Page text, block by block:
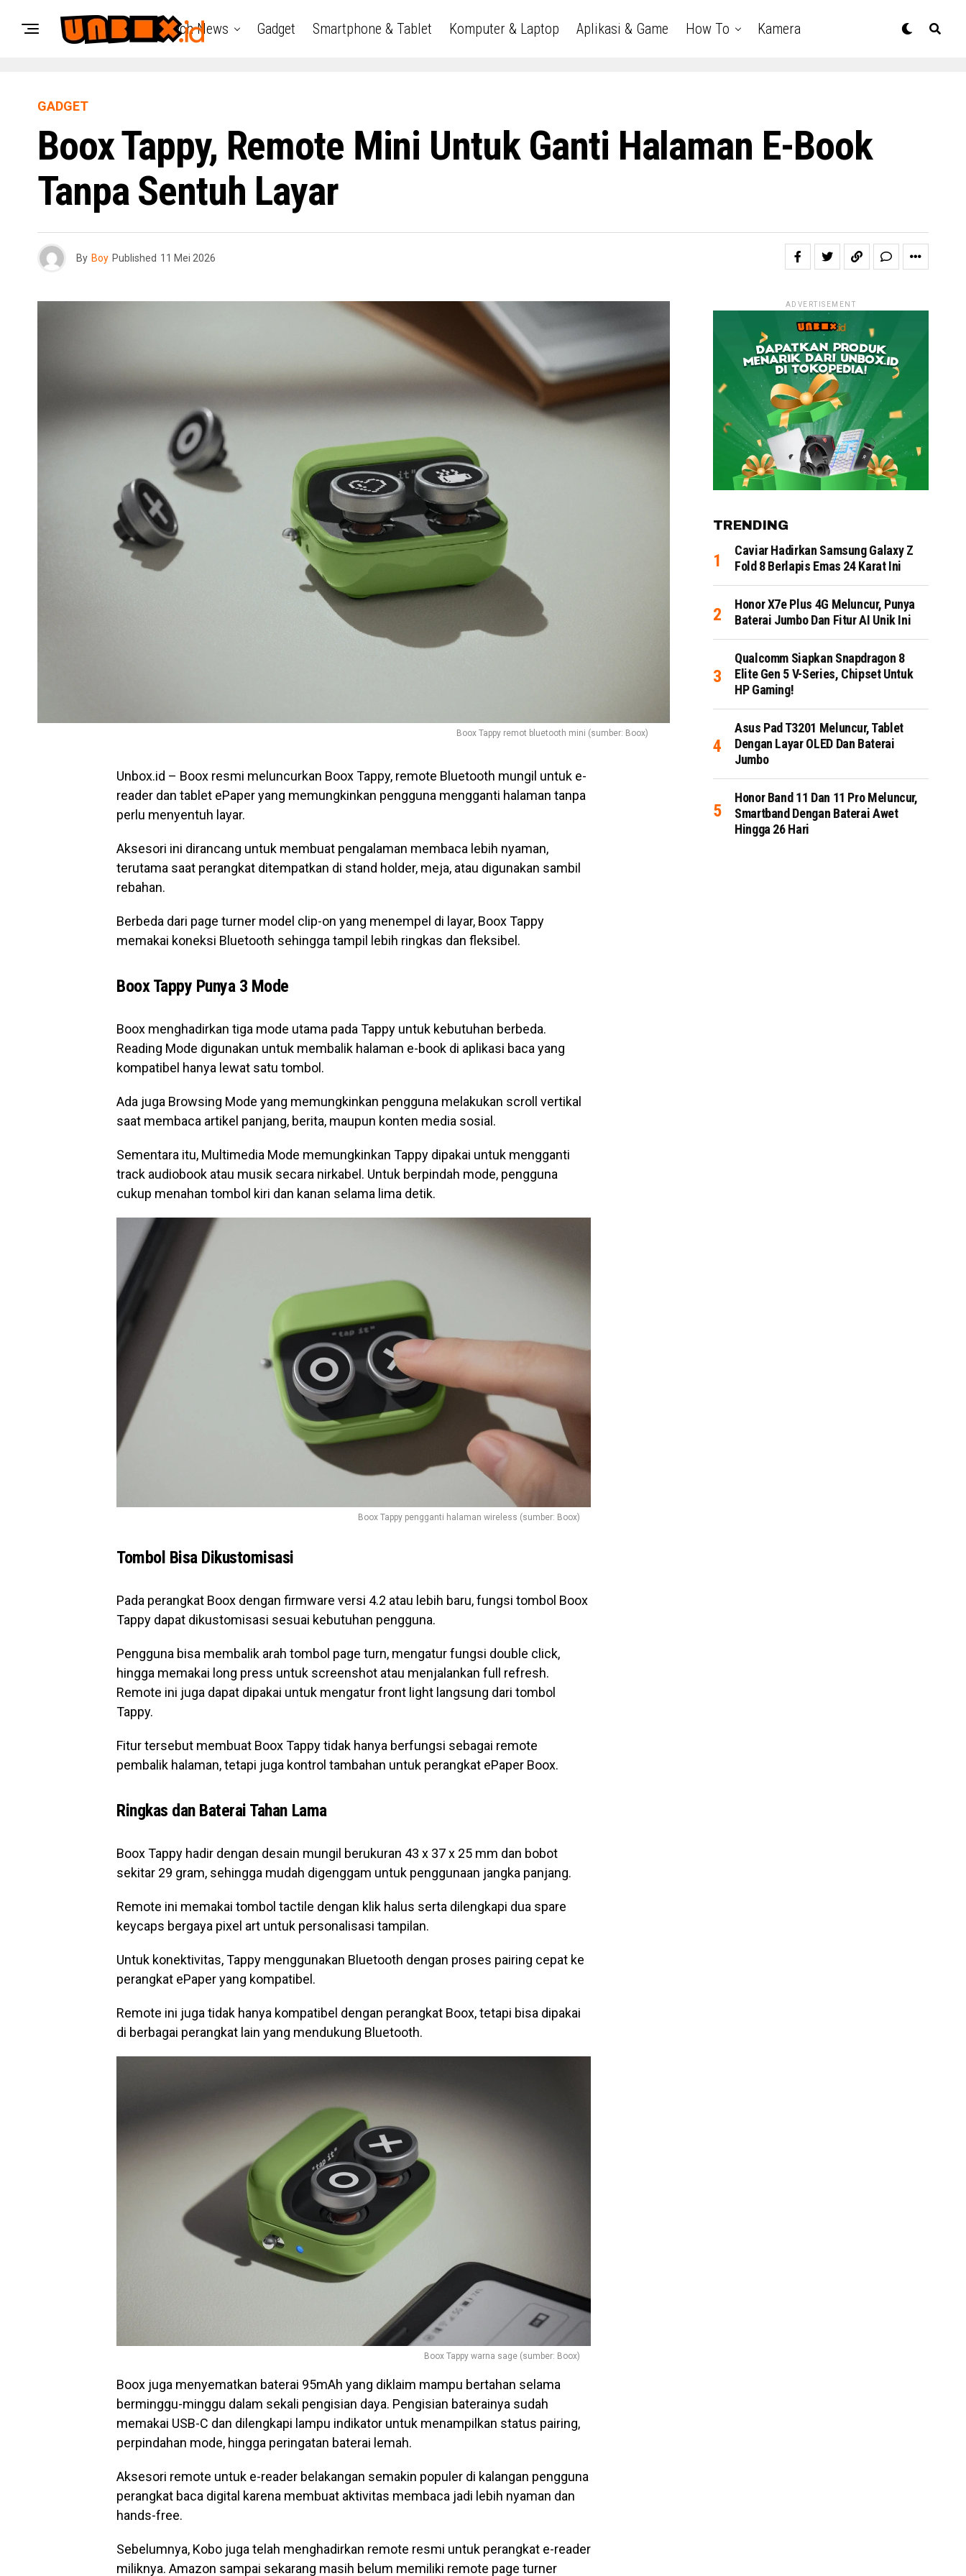
Tech News Gadget Smartphone & Tablet Komputer & Laptop Aplikasi & Game How To Kamera
GADGET
Boox Tappy, Remote Mini Untuk Ganti Halaman E-Book
Tanpa Sentuh Layar
By Boy Published 11 Mei 2026
Boox Tappy remot bluetooth mini (sumber: Boox)
Unbox.id – Boox resmi meluncurkan Boox Tappy, remote Bluetooth mungil untuk e-
reader dan tablet ePaper yang memungkinkan pengguna mengganti halaman tanpa
perlu menyentuh layar.
Aksesori ini dirancang untuk membuat pengalaman membaca lebih nyaman,
terutama saat perangkat ditempatkan di stand holder, meja, atau digunakan sambil
rebahan.
Berbeda dari page turner model clip-on yang menempel di layar, Boox Tappy
memakai koneksi Bluetooth sehingga tampil lebih ringkas dan fleksibel.
Boox Tappy Punya 3 Mode
Boox menghadirkan tiga mode utama pada Tappy untuk kebutuhan berbeda.
Reading Mode digunakan untuk membalik halaman e-book di aplikasi baca yang
kompatibel hanya lewat satu tombol.
Ada juga Browsing Mode yang memungkinkan pengguna melakukan scroll vertikal
saat membaca artikel panjang, berita, maupun konten media sosial.
Sementara itu, Multimedia Mode memungkinkan Tappy dipakai untuk mengganti
track audiobook atau musik secara nirkabel. Untuk berpindah mode, pengguna
cukup menahan tombol kiri dan kanan selama lima detik.
Boox Tappy pengganti halaman wireless (sumber: Boox)
Tombol Bisa Dikustomisasi
Pada perangkat Boox dengan firmware versi 4.2 atau lebih baru, fungsi tombol Boox
Tappy dapat dikustomisasi sesuai kebutuhan pengguna.
Pengguna bisa membalik arah tombol page turn, mengatur fungsi double click,
hingga memakai long press untuk screenshot atau menjalankan full refresh.
Remote ini juga dapat dipakai untuk mengatur front light langsung dari tombol
Tappy.
Fitur tersebut membuat Boox Tappy tidak hanya berfungsi sebagai remote
pembalik halaman, tetapi juga kontrol tambahan untuk perangkat ePaper Boox.
Ringkas dan Baterai Tahan Lama
Boox Tappy hadir dengan desain mungil berukuran 43 x 37 x 25 mm dan bobot
sekitar 29 gram, sehingga mudah digenggam untuk penggunaan jangka panjang.
Remote ini memakai tombol tactile dengan klik halus serta dilengkapi dua spare
keycaps bergaya pixel art untuk personalisasi tampilan.
Untuk konektivitas, Tappy menggunakan Bluetooth dengan proses pairing cepat ke
perangkat ePaper yang kompatibel.
Remote ini juga tidak hanya kompatibel dengan perangkat Boox, tetapi bisa dipakai
di berbagai perangkat lain yang mendukung Bluetooth.
Boox Tappy warna sage (sumber: Boox)
Boox juga menyematkan baterai 95mAh yang diklaim mampu bertahan selama
berminggu-minggu dalam sekali pengisian daya. Pengisian baterainya sudah
memakai USB-C dan dilengkapi lampu indikator untuk menampilkan status pairing,
perpindahan mode, hingga peringatan baterai lemah.
Aksesori remote untuk e-reader belakangan semakin populer di kalangan pengguna
perangkat baca digital karena membuat aktivitas membaca jadi lebih nyaman dan
hands-free.
Sebelumnya, Kobo juga telah menghadirkan remote resmi untuk perangkat e-reader
miliknya. Amazon sampai sekarang masih belum memiliki remote page turner
ADVERTISEMENT
TRENDING
Caviar Hadirkan Samsung Galaxy Z
Fold 8 Berlapis Emas 24 Karat Ini
Honor X7e Plus 4G Meluncur, Punya
Baterai Jumbo Dan Fitur AI Unik Ini
Qualcomm Siapkan Snapdragon 8
Elite Gen 5 V-Series, Chipset Untuk
HP Gaming!
Asus Pad T3201 Meluncur, Tablet
Dengan Layar OLED Dan Baterai
Jumbo
Honor Band 11 Dan 11 Pro Meluncur,
Smartband Dengan Baterai Awet
Hingga 26 Hari